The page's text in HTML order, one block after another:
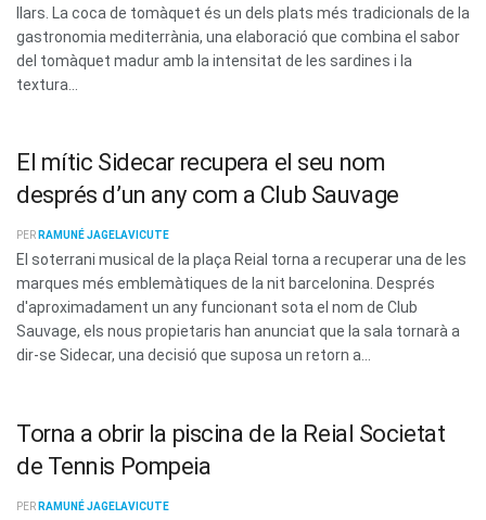
llars. La coca de tomàquet és un dels plats més tradicionals de la
gastronomia mediterrània, una elaboració que combina el sabor
del tomàquet madur amb la intensitat de les sardines i la
textura...
El mític Sidecar recupera el seu nom
després d’un any com a Club Sauvage
PER RAMUNÉ JAGELAVICUTE
El soterrani musical de la plaça Reial torna a recuperar una de les
marques més emblemàtiques de la nit barcelonina. Després
d'aproximadament un any funcionant sota el nom de Club
Sauvage, els nous propietaris han anunciat que la sala tornarà a
dir-se Sidecar, una decisió que suposa un retorn a...
Torna a obrir la piscina de la Reial Societat
de Tennis Pompeia
PER RAMUNÉ JAGELAVICUTE